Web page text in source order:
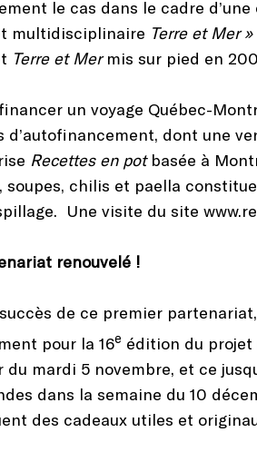
le cas dans le cadre
multidisciplinaire Terre et Mer »
Terre et Mermis sur pied en
un voyage Québec-
d’autofinancement, dont une
Recettes en potbasée à
soupes, chilis et paella
Une visite du site
renouvelé !
de ce premier
pour la 16e édition du
du mardi 5 novembre, et ce
dans la semaine du 10
des cadeaux utiles et